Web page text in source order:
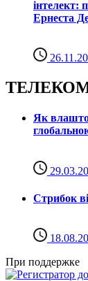
інтелект:
Ернеста
Як
Стрибок
При поддержке